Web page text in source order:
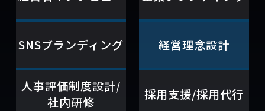
SNSブランディング 経営理念設計
人事評価制度設計/
社内研修
採用支援/採用代行